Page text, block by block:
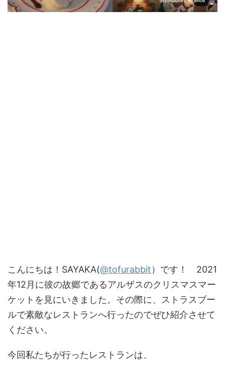
こんにちは！SAYAKA(@tofurabbit）です！ 2021
年12月に彼の故郷であるアルザスのクリスマスマー
ケットを見にいきました。その際に、ストラスブー
ルで素敵なレストランへ行ったのでぜひ紹介させて
ください。
今回私たちが行ったレストランは、